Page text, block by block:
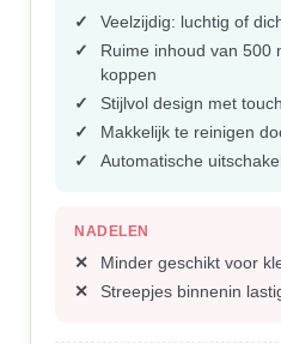
Veelzijdig: luchtig of
Ruime inhoud van 500
koppen
Stijlvol design met
Makkelijk te reinigen
Automatische
NADELEN
Minder geschikt voor
Streepjes binnenin